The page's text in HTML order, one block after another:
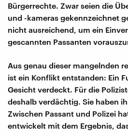
Bürgerrechte. Zwar seien die
und -kameras gekennzeichnet
nicht ausreichend, um ein
gescannten Passanten
Aus genau dieser mangelnden
ist ein Konflikt entstanden: Ein
Gesicht verdeckt. Für die
deshalb verdächtig. Sie haben
Zwischen Passant und Polizei
entwickelt mit dem Ergebnis,